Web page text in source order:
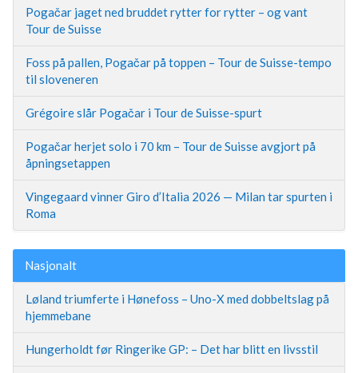
Pogačar jaget ned bruddet rytter for rytter – og vant
Tour de Suisse
Foss på pallen, Pogačar på toppen – Tour de Suisse-tempo
til sloveneren
Grégoire slår Pogačar i Tour de Suisse-spurt
Pogačar herjet solo i 70 km – Tour de Suisse avgjort på
åpningsetappen
Vingegaard vinner Giro d’Italia 2026 — Milan tar spurten i
Roma
Nasjonalt
Løland triumferte i Hønefoss – Uno-X med dobbeltslag på
hjemmebane
Hungerholdt før Ringerike GP: – Det har blitt en livsstil